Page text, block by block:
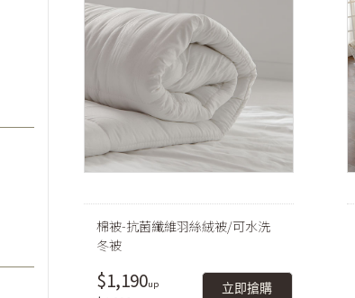
棉被-抗菌纖維羽絲絨被/可水洗
冬被
$1,190 立即搶購